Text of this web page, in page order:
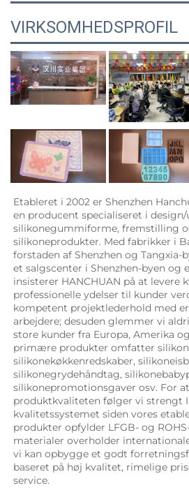
VIRKSOMHEDSPROFIL
Etableret i 2002 er Shenzhen
en producent specialiseret i
silikonegummiforme, fremstilling
silikoneprodukter. Med fabrikker i
forstaden af Shenzhen og
et salgscenter i Shenzhen-byen og
insisterer HANCHUAN på at levere
professionelle ydelser til kunder
kompetent projektlederhold med
arbejdere; desuden glemmer vi
store kunder fra Europa, Amerika
primære produkter omfatter
silikonekøkkenredskaber,
silikonegrydehåndtag,
silikonepromotionsgaver osv. For
produktkvaliteten følger vi strengt
kvalitetssystemet siden vores
produkter opfylder LFGB- og
materialer overholder
vi kan opbygge et godt
baseret på høj kvalitet, rimelige
service.